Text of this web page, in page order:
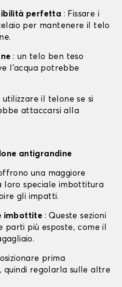
perfetta : Fissare i
per mantenere il telo
: un telo ben teso
l'acqua potrebbe
utilizzare il telone se si
attaccarsi alla
antigrandine
una maggiore
loro speciale imbottitura
gli impatti.
imbottite : Queste sezioni
parti più esposte, come il
prima
regolarla sulle altre